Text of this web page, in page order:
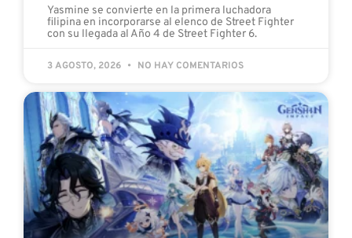
Yasmine se convierte en la primera luchadora
filipina en incorporarse al elenco de Street Fighter
con su llegada al Año 4 de Street Fighter 6.
3 AGOSTO, 2026 NO HAY COMENTARIOS